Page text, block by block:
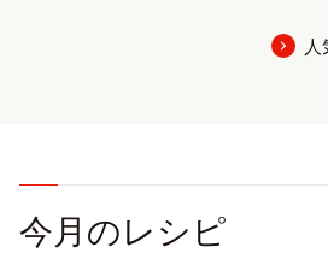
今月のレシピ